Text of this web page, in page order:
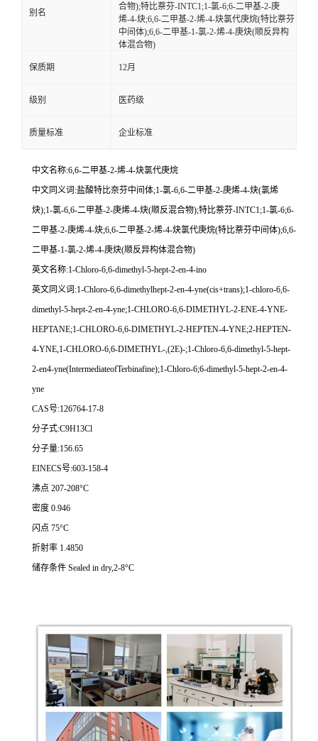
别名
合物);特比萘芬-INTC1;1-氯-6;6-二甲基-2-庚
烯-4-炔;6,6-二甲基-2-烯-4-炔氯代庚烷(特比萘芬
中间体);6,6-二甲基-1-氯-2-烯-4-庚炔(顺反异构
体混合物)
保质期 12月
级别 医药级
质量标准 企业标准
中文名称:6,6-二甲基-2-烯-4-炔氯代庚烷
中文同义词:盐酸特比奈芬中间体;1-氯-6,6-二甲基-2-庚烯-4-炔(氯烯
炔);1-氯-6,6-二甲基-2-庚烯-4-炔(顺反混合物);特比萘芬-INTC1;1-氯-6;6-
二甲基-2-庚烯-4-炔;6,6-二甲基-2-烯-4-炔氯代庚烷(特比萘芬中间体);6,6-
二甲基-1-氯-2-烯-4-庚炔(顺反异构体混合物)
英文名称:1-Chloro-6,6-dimethyl-5-hept-2-en-4-ino
英文同义词:1-Chloro-6,6-dimethylhept-2-en-4-yne(cis+trans);1-chloro-6,6-
dimethyl-5-hept-2-en-4-yne;1-CHLORO-6,6-DIMETHYL-2-ENE-4-YNE-
HEPTANE;1-CHLORO-6,6-DIMETHYL-2-HEPTEN-4-YNE;2-HEPTEN-
4-YNE,1-CHLORO-6,6-DIMETHYL-,(2E)-;1-Chloro-6,6-dimethyl-5-hept-
2-en4-yne(IntermediateofTerbinafine);1-Chloro-6;6-dimethyl-5-hept-2-en-4-
yne
CAS号:126764-17-8
分子式:C9H13Cl
分子量:156.65
EINECS号:603-158-4
沸点 207-208°C
密度 0.946
闪点 75°C
折射率 1.4850
储存条件 Sealed in dry,2-8°C